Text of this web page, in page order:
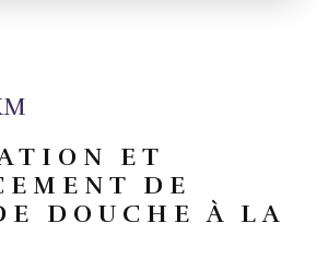
ET
DE
DOUCHE À LA